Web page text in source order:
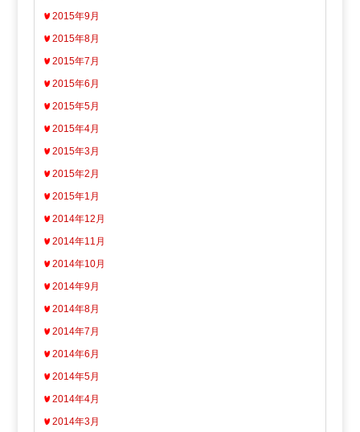
2015年9月
2015年8月
2015年7月
2015年6月
2015年5月
2015年4月
2015年3月
2015年2月
2015年1月
2014年12月
2014年11月
2014年10月
2014年9月
2014年8月
2014年7月
2014年6月
2014年5月
2014年4月
2014年3月